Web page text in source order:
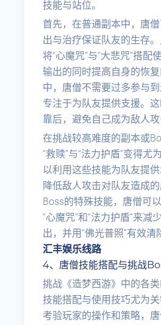
技能与站位。
首先，在普通副本中，唐
出与治疗保证队友的生存
将“心魔咒”与“大悲咒”搭配
输出的同时提高自身的恢
中，唐僧不需要过多参与
专注于为队友提供支援。
靠后，避免自己成为敌人攻
在挑战较高难度的副本或
“救赎”与“法力护盾”变得尤
以利用这些技能为队友提
降低敌人攻击对队友造成
Boss的特殊技能，唐僧可
“心魔咒”和“法力护盾”来减
出，并用“佛光普照”有效清
汇丰娱乐线路
4、唐僧技能搭配与挑战
挑战《造梦西游》中的各
技能搭配与使用技巧尤为
考验玩家的操作和策略，